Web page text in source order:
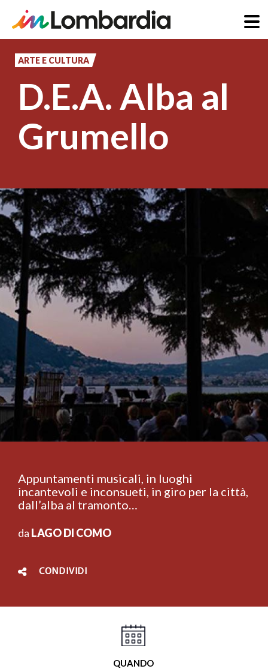
principale
ARTE E CULTURA
D.E.A. Alba al
Grumello
Appuntamenti musicali, in luoghi
incantevoli e inconsueti, in giro per la città,
dall’alba al tramonto…
da LAGO DI COMO
CONDIVIDI
QUANDO